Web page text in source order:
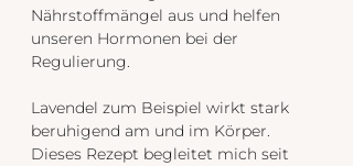
Nährstoffmängel aus und helfen
unseren Hormonen bei der
Regulierung.
Lavendel zum Beispiel wirkt stark
beruhigend am und im Körper.
Dieses Rezept begleitet mich seit